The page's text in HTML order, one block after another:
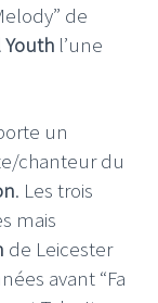
de
Youth l’une
un
chanteur du
. Les trois
mais
de Leicester
avant “Fa